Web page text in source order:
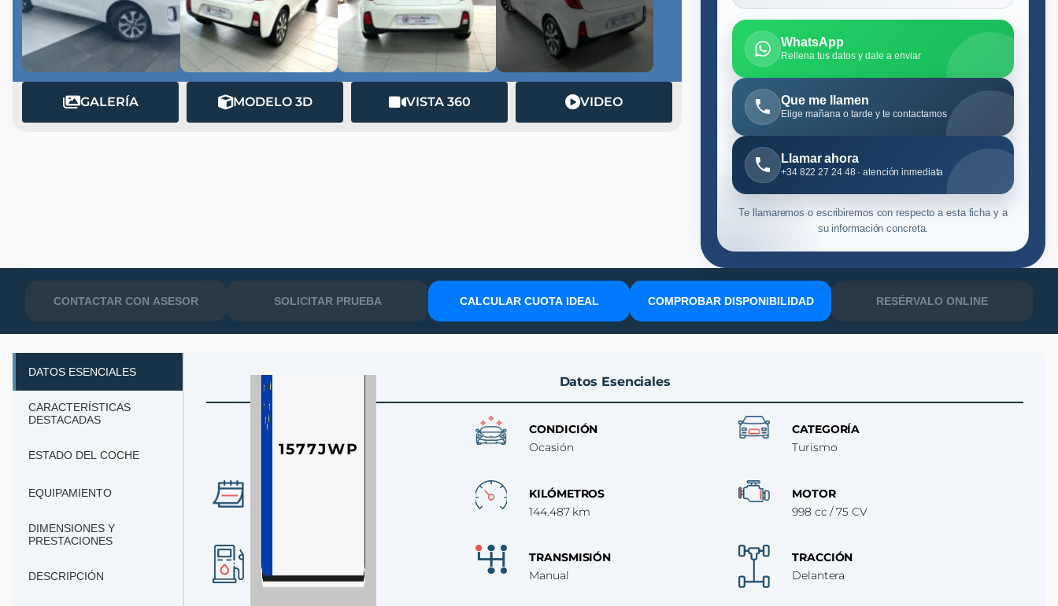
GALERÍA MODELO 3D VISTA 360 VIDEO
WhatsApp
Rellena tus datos y dale a enviar
Que me llamen
Elige mañana o tarde y te contactamos
Llamar ahora
+34 822 27 24 48 · atención inmediata
Te llamaremos o escribiremos con respecto a esta ficha y a
su información concreta.
CONTACTAR CON ASESOR SOLICITAR PRUEBA CALCULAR CUOTA IDEAL COMPROBAR DISPONIBILIDAD RESÉRVALO ONLINE
DATOS ESENCIALES
CARACTERÍSTICAS
DESTACADAS
ESTADO DEL COCHE
EQUIPAMIENTO
DIMENSIONES Y
PRESTACIONES
DESCRIPCIÓN
Datos Esenciales
1577JWP
CONDICIÓN
Ocasión
CATEGORÍA
Turismo
KILÓMETROS
144.487 km
MOTOR
998 cc / 75 CV
gasolina
TRANSMISIÓN
Manual
TRACCIÓN
Delantera